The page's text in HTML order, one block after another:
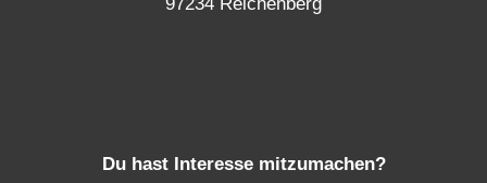
Du hast Interesse mitzumachen?